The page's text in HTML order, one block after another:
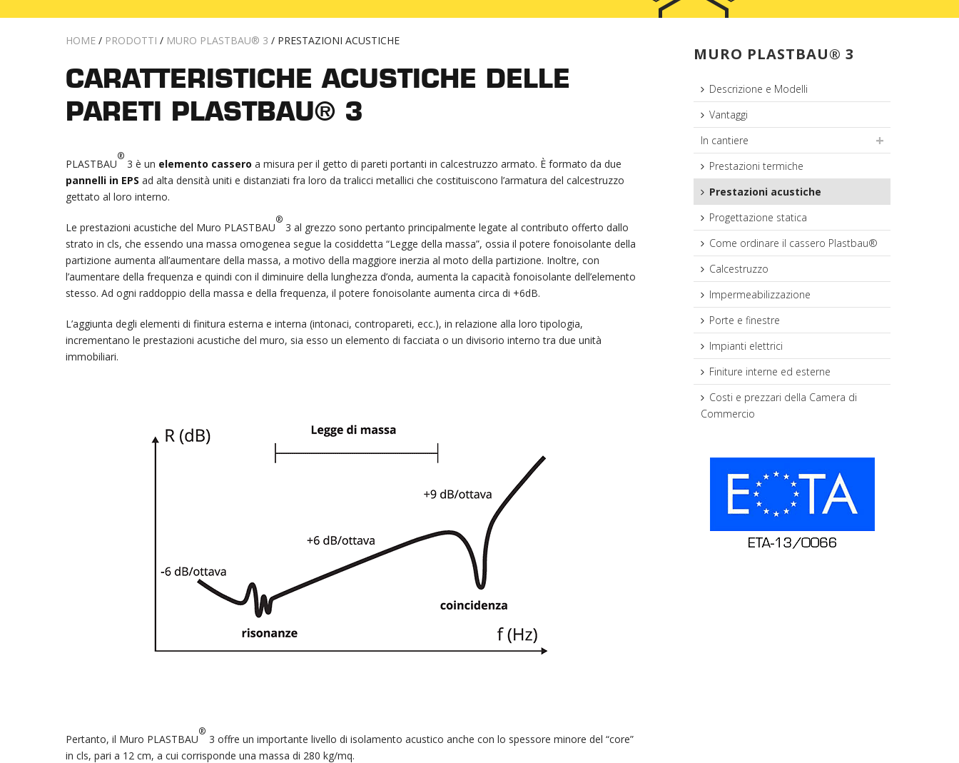
HOME / PRODOTTI / MURO PLASTBAU® 3 / PRESTAZIONI ACUSTICHE
CARATTERISTICHE ACUSTICHE DELLE
PARETI PLASTBAU® 3
PLASTBAU
®
3 è un elemento cassero a misura per il getto di pareti portanti in calcestruzzo armato. È formato da due
pannelli in EPS ad alta densità uniti e distanziati fra loro da tralicci metallici che costituiscono l’armatura del calcestruzzo
gettato al loro interno.
Le prestazioni acustiche del Muro PLASTBAU
®
3 al grezzo sono pertanto principalmente legate al contributo offerto dallo
strato in cls, che essendo una massa omogenea segue la cosiddetta “Legge della massa”, ossia il potere fonoisolante della
partizione aumenta all’aumentare della massa, a motivo della maggiore inerzia al moto della partizione. Inoltre, con
l’aumentare della frequenza e quindi con il diminuire della lunghezza d’onda, aumenta la capacità fonoisolante dell’elemento
stesso. Ad ogni raddoppio della massa e della frequenza, il potere fonoisolante aumenta circa di +6dB.
L’aggiunta degli elementi di finitura esterna e interna (intonaci, contropareti, ecc.), in relazione alla loro tipologia,
incrementano le prestazioni acustiche del muro, sia esso un elemento di facciata o un divisorio interno tra due unità
immobiliari.
Pertanto, il Muro PLASTBAU
®
3 offre un importante livello di isolamento acustico anche con lo spessore minore del “core”
in cls, pari a 12 cm, a cui corrisponde una massa di 280 kg/mq.
MURO PLASTBAU® 3
Descrizione e Modelli
Vantaggi
In cantiere
Prestazioni termiche
Prestazioni acustiche
Progettazione statica
Come ordinare il cassero Plastbau®
Calcestruzzo
Impermeabilizzazione
Porte e finestre
Impianti elettrici
Finiture interne ed esterne
Costi e prezzari della Camera di
Commercio